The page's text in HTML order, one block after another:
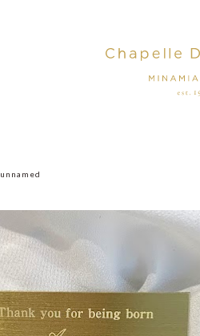
unnamed